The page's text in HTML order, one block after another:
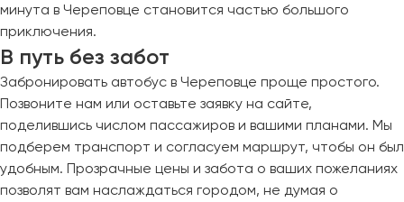
минута в Череповце становится частью большого
приключения.
В путь без забот
Забронировать автобус в Череповце проще простого.
Позвоните нам или оставьте заявку на сайте,
поделившись числом пассажиров и вашими планами. Мы
подберем транспорт и согласуем маршрут, чтобы он был
удобным. Прозрачные цены и забота о ваших пожеланиях
позволят вам наслаждаться городом, не думая о